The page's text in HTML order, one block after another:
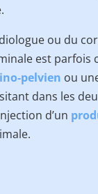
ou du
est parfois
pelvien ou
dans les
d’un